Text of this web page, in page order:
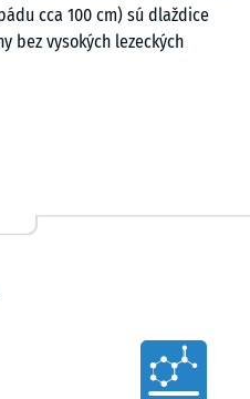
cca 100 cm) sú dlaždice
bez vysokých lezeckých
predstavujú puzzle dlaž...
a pohybové zóny
gumového granulátu a má
stavebnej výške. Bočný puzzle
zatiaľ čo jemne zrazené